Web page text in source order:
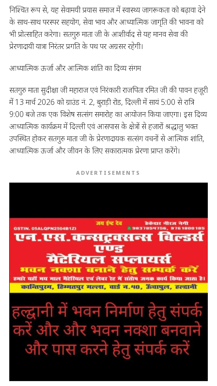
निश्चित रूप से, यह सेवामयी प्रयास समाज में स्वास्थ्य जागरूकता को बढ़ावा देने
के साथ-साथ परस्पर सहयोग, सेवा भाव और आध्यात्मिक जागृति की भावना को
भी प्रोत्साहित करेगा। सतगुरु माता जी के आशीर्वाद से यह मानव सेवा की
प्रेरणादायी यात्रा निरंतर प्रगति के पथ पर अग्रसर रहेगी।
आध्यात्मिक ऊर्जा और आत्मिक शांति का दिव्य संगम
सतगुरु माता सुदीक्षा जी महाराज एवं निरंकारी राजपिता रमित जी की पावन हजूरी
में 13 मार्च 2026 को ग्राउंड नं. 2, बुराड़ी रोड, दिल्ली में सायं 5:00 से रात्रि
9:00 बजे तक एक विशेष सत्संग समारोह का आयोजन किया जाएगा। इस दिव्य
आध्यात्मिक कार्यक्रम में दिल्ली एवं आसपास के क्षेत्रों से हजारों श्रद्धालु भक्त
उपस्थित होकर सतगुरु माता जी के प्रेरणादायक सत्संग वचनों से आत्मिक शांति,
आध्यात्मिक ऊर्जा और जीवन के लिए सकारात्मक प्रेरणा प्राप्त करेंगे।
ADVERTISEMENTS